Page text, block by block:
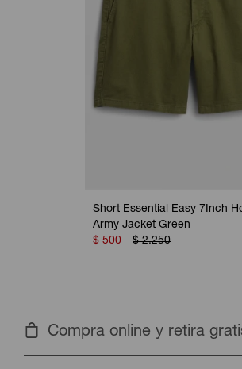
Short Essential Easy 7Inch
Army Jacket Green
$ 500 $ 2.250
Compra online y retira